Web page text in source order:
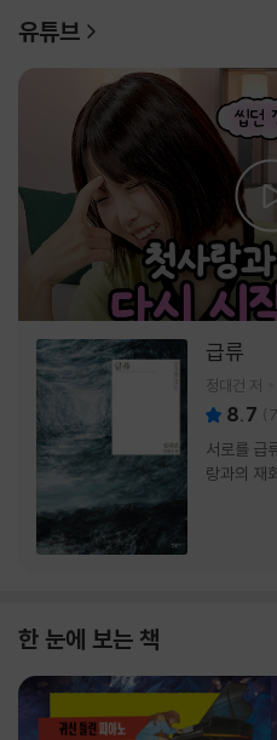
유튜브
급류
정대건 저
8.7 (
서로를 급
랑과의 재
한 눈에 보는 책